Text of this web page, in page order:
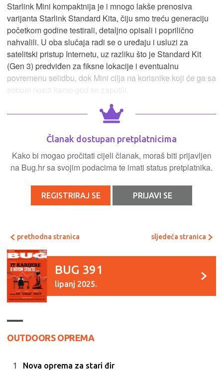
Starlink Mini kompaktnija je i mnogo lakše prenosiva
varijanta Starlink Standard Kita, čiju smo treću generaciju
početkom godine testirali, detaljno opisali i poprilično
nahvalili. U oba slučaja radi se o uređaju i usluzi za
satelitski pristup Internetu, uz razliku što je Standard Kit
(Gen 3) predviđen za fiksne lokacije i eventualnu
povremenu selidbu, dok Mini cilja na korisnike koji će ga sa
Članak dostupan pretplatnicima
Kako bi mogao pročitati cijeli članak, moraš biti prijavljen
na Bug.hr sa svojim podacima te imati status pretplatnika.
REGISTRIRAJ SE PRIJAVI SE
prethodna stranica sljedeća stranica
BUG 391
lipanj 2025.
OUTDOORS OPREMA
Nova oprema za stari đir